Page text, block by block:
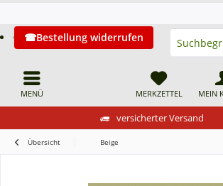
versicherter Versand
MENÜ
Bestellung widerrufen
MERKZETTEL MEIN
Übersicht Beige